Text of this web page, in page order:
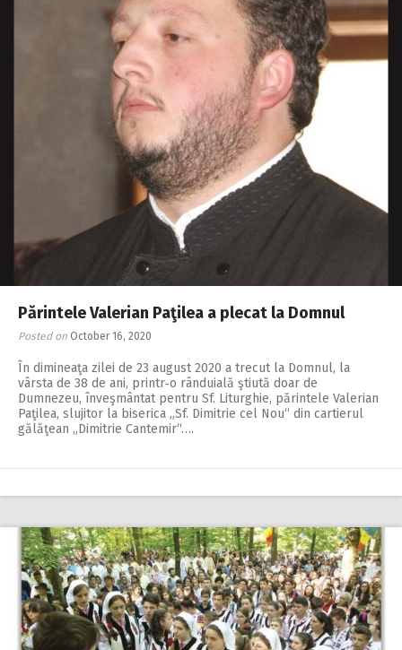
Părintele Valerian Paţilea a plecat la Domnul
Posted on October 16, 2020
În dimineaţa zilei de 23 august 2020 a trecut la Domnul, la
vârsta de 38 de ani, printr‑o rânduială ştiută doar de
Dumnezeu, înveşmântat pentru Sf. Liturghie, părintele Valerian
Paţilea, slujitor la biserica „Sf. Dimitrie cel Nou“ din cartierul
gălăţean „Dimitrie Cantemir“….